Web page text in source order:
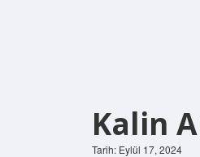
Kalin
Tarih: Eylül 17, 2024